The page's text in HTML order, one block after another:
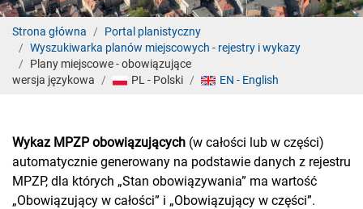
Strona główna
Portal planistyczny
Wyszukiwarka planów miejscowych - rejestry i wykazy
Plany miejscowe - obowiązujące
wersja językowa
PL - Polski EN - English
Wykaz MPZP obowiązujących (w całości lub w części)
automatycznie generowany na podstawie danych z rejestru
MPZP, dla których „Stan obowiązywania” ma wartość
„Obowiązujący w całości” i „Obowiązujący w części”.